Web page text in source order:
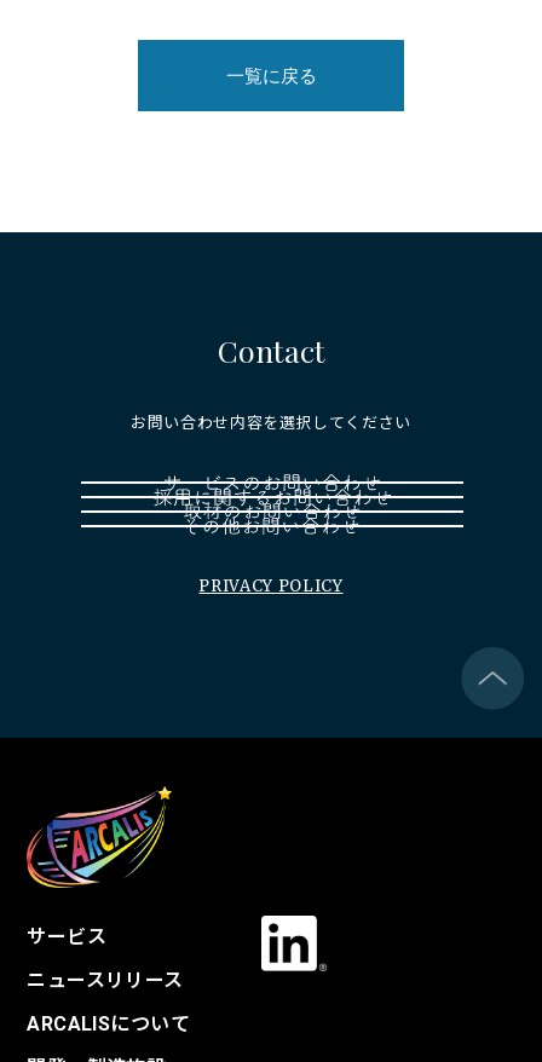
一覧に戻る
Contact
お問い合わせ内容を選択してください
PRIVACY POLICY
サービス
ニュースリリース
ARCALISについて